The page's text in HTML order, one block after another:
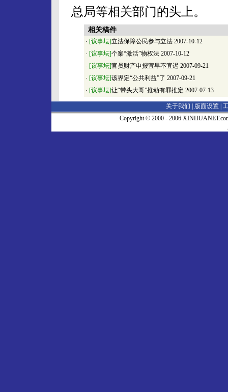
总局等相关部门的头上。
相关稿件
· [议事坛]立法保障公民参与立法 2007-10-12
· [议事坛]个案“激活”物权法 2007-10-12
· [议事坛]官员财产申报宜早不宜迟 2007-09-21
· [议事坛]该界定“公共利益”了 2007-09-21
· [议事坛]让“带头大哥”推动有罪推定 2007-07-13
关于我们 | 版面设置
Copyright © 2000 - 2006